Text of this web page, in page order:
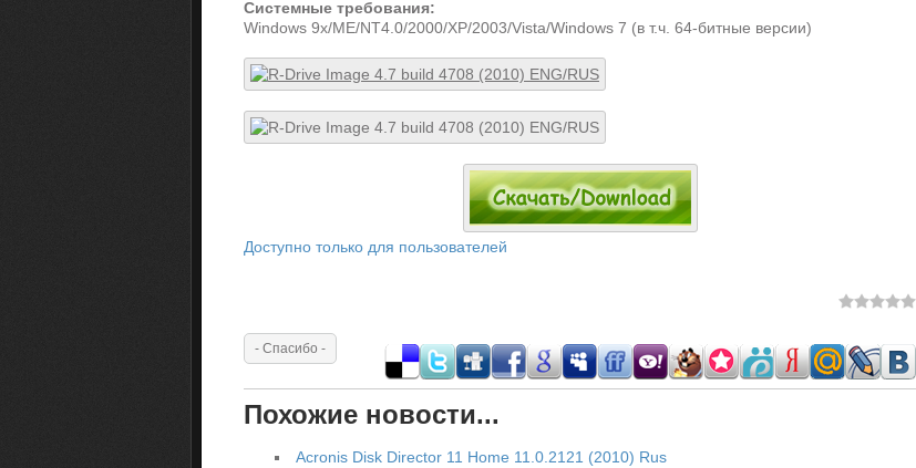
Системные требования:
Windows 9x/ME/NT4.0/2000/XP/2003/Vista/Windows 7 (в т.ч. 64-битные версии)
Доступно только для пользователей
Похожие новости...
Acronis Disk Director 11 Home 11.0.2121 (2010) Rus